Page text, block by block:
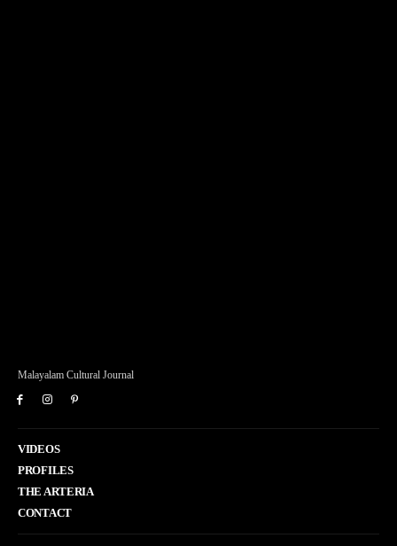
Malayalam Cultural Journal
VIDEOS
PROFILES
THE ARTERIA
CONTACT